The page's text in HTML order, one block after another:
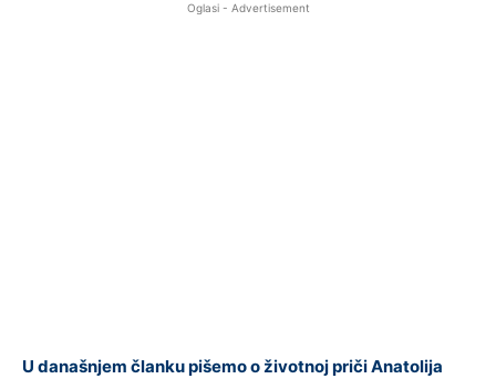
Oglasi - Advertisement
U današnjem članku pišemo o životnoj priči Anatolija